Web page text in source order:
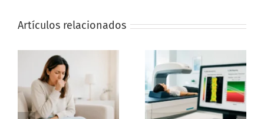
Artículos relacionados